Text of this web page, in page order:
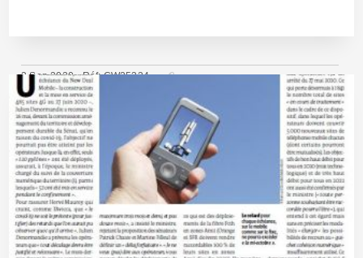
3 Sep 2020 - Réf: CW25324